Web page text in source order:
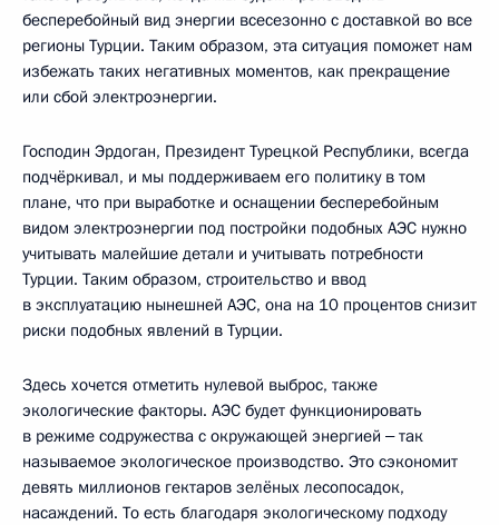
бесперебойный вид энергии всесезонно с доставкой во все
регионы Турции. Таким образом, эта ситуация поможет нам
избежать таких негативных моментов, как прекращение
или сбой электроэнергии.
Господин Эрдоган, Президент Турецкой Республики, всегда
подчёркивал, и мы поддерживаем его политику в том
плане, что при выработке и оснащении бесперебойным
видом электроэнергии под постройки подобных АЭС нужно
учитывать малейшие детали и учитывать потребности
Турции. Таким образом, строительство и ввод
в эксплуатацию нынешней АЭС, она на 10 процентов снизит
риски подобных явлений в Турции.
Здесь хочется отметить нулевой выброс, также
экологические факторы. АЭС будет функционировать
в режиме содружества с окружающей энергией ‒ так
называемое экологическое производство. Это сэкономит
девять миллионов гектаров зелёных лесопосадок,
насаждений. То есть благодаря экологическому подходу